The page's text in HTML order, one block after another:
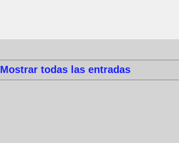
Mostrar todas las entradas